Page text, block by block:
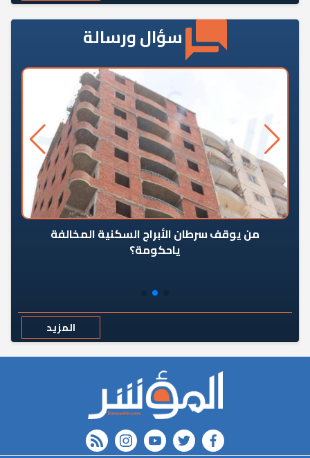
سؤال ورسالة
من يوقف سرطان الأبراج السكنية المخالفة
ياحكومة؟
المزيد
FACEBOOK
twitter
youtube
instagram
rss feed